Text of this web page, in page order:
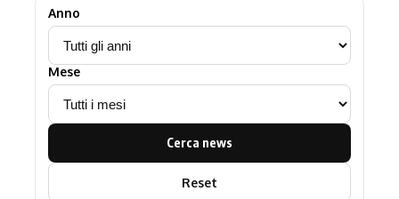
Anno
Mese
Cerca news
Reset